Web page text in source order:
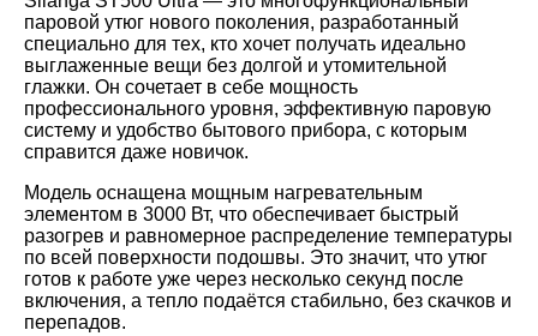
паровой утюг нового поколения, разработанный
специально для тех, кто хочет получать идеально
выглаженные вещи без долгой и утомительной
глажки. Он сочетает в себе мощность
профессионального уровня, эффективную паровую
систему и удобство бытового прибора, с которым
справится даже новичок.
Модель оснащена мощным нагревательным
элементом в 3000 Вт, что обеспечивает быстрый
разогрев и равномерное распределение температуры
по всей поверхности подошвы. Это значит, что утюг
готов к работе уже через несколько секунд после
включения, а тепло подаётся стабильно, без скачков и
перепадов.